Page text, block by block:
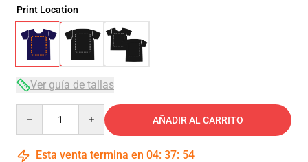
Print Location
Ver guía de tallas
AÑADIR AL CARRITO
Esta venta termina en 04: 37: 54